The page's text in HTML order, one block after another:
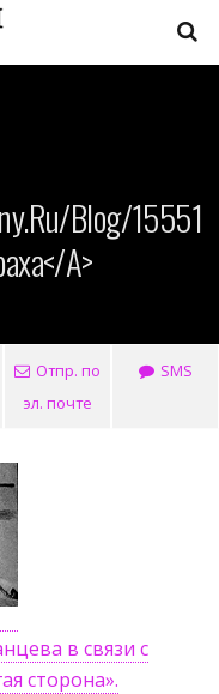
blog/15551
a>
Отпр. по
эл. почте
SMS
в связи с
сторона».